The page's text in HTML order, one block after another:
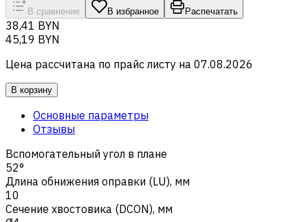
В сравнение В избранное Распечатать
38,41 BYN
45,19 BYN
Цена рассчитана по прайс листу на 07.08.2026
В корзину
Основные параметры
Отзывы
Вспомогательный угол в плане
52°
Длина обнижения оправки (LU), мм
10
Сечение хвостовика (DCON), мм